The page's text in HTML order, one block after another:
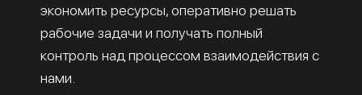
экономить ресурсы, оперативно решать
рабочие задачи и получать полный
контроль над процессом взаимодействия с
нами.